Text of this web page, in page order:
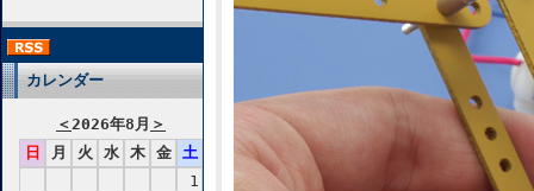
カレンダー
＜2026年8月 ＞
日
月 火 水 木 金
土
1